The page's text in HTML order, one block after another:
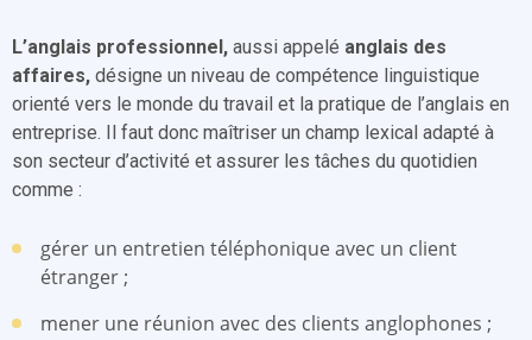
L’anglais professionnel, aussi appelé anglais des
affaires, désigne un niveau de compétence linguistique
orienté vers le monde du travail et la pratique de l’anglais en
entreprise. Il faut donc maîtriser un champ lexical adapté à
son secteur d’activité et assurer les tâches du quotidien
comme :
gérer un entretien téléphonique avec un client
étranger ;
mener une réunion avec des clients anglophones ;